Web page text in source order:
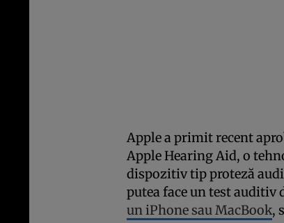
Apple a primit recent
Apple Hearing Aid, o
dispozitiv tip proteză
putea face un test
un iPhone sau MacBook,